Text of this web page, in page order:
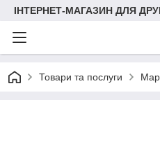
ІНТЕРНЕТ-МАГАЗИН ДЛЯ
Товари та послуги